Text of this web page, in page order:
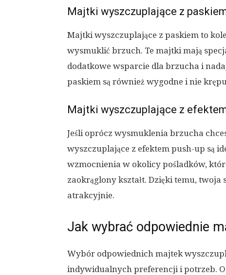
Majtki wyszczuplające z
Majtki wyszczuplające z paskiem to
wysmuklić brzuch. Te majtki mają
dodatkowe wsparcie dla brzucha i
paskiem są również wygodne i nie
Majtki wyszczuplające z
Jeśli oprócz wysmuklenia brzucha
wyszczuplające z efektem push-up są
wzmocnienia w okolicy pośladków,
zaokrąglony kształt. Dzięki temu,
atrakcyjnie.
Jak wybrać odpowiednie
Wybór odpowiednich majtek
indywidualnych preferencji i potrzeb.